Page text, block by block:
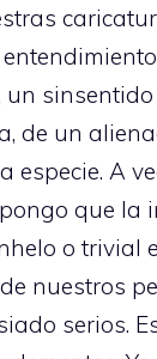
de un
A
que
o trivial
nuestros
serios.